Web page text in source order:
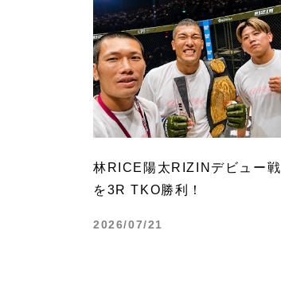
林RICE陽太RIZINデビュー戦
を3R TKO勝利！
2026/07/21